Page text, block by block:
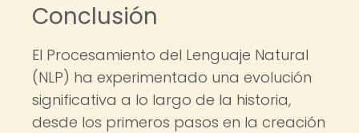
Conclusión
El Procesamiento del Lenguaje Natural
(NLP) ha experimentado una evolución
significativa a lo largo de la historia,
desde los primeros pasos en la creación